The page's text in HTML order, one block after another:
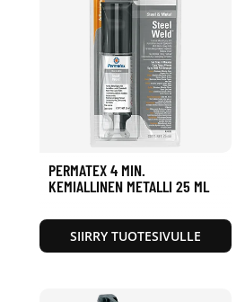
PERMATEX 4 MIN.
KEMIALLINEN METALLI 25 ML
SIIRRY TUOTESIVULLE